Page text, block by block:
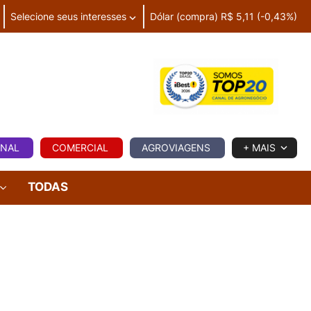
Selecione seus interesses Dólar (compra) R$ 5,11 (-0,43%)
COMERCIAL AGROVIAGENS + MAIS
TODAS